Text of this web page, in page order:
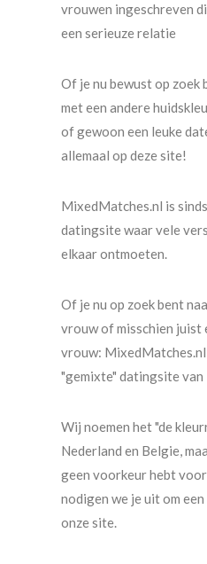
vrouwen ingeschreven
een serieuze relatie
Of je nu bewust op zoek
met een andere
of gewoon een leuke
allemaal op deze site!
MixedMatches.nl is
datingsite waar vele
elkaar ontmoeten.
Of je nu op zoek bent
vrouw of misschien juist
vrouw:
"gemixte" datingsite van
Wij noemen het "de
Nederland en Belgie,
geen voorkeur hebt
nodigen we je uit om
onze site.